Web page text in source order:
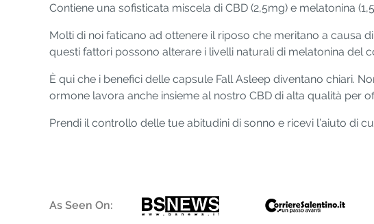
Contiene una sofisticata miscela di CBD (2,5mg) e melatonina
Molti di noi faticano ad ottenere il riposo che meritano a causa
questi fattori possono alterare i livelli naturali di melatonina del
È qui che i benefici delle capsule Fall Asleep diventano chiari.
ormone lavora anche insieme al nostro CBD di alta qualità per
Prendi il controllo delle tue abitudini di sonno e ricevi l’aiuto di
As Seen On: